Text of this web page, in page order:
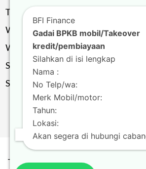
Temanggung
Wonogiri
Wonosobo
Salatiga
Surakarta
Theme byScissor Themes
BFI Finance
Gadai BPKB mobil/Takeover
kredit/pembiayaan
Silahkan di isi lengkap
Nama :
No Telp/wa:
Merk Mobil/motor:
Tahun:
Lokasi:
Akan segera di hubungi